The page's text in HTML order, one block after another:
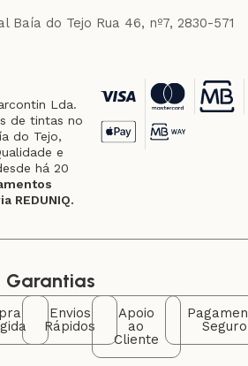
Lda.
de tintas no
do Tejo,
e
há 20
REDUNIQ.
Baía do Tejo Rua 46, nº7, 2830-571
Garantias
Envios
Rápidos
Apoio
ao
Cliente
Seguro